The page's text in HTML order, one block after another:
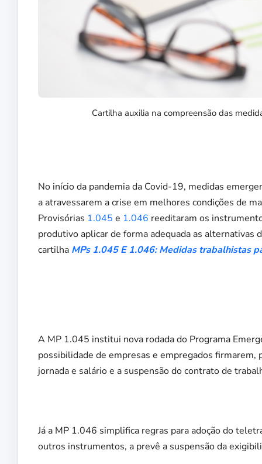
Cartilha auxilia na compreensão das
No início da pandemia da Covid-19, medidas
a atravessarem a crise em melhores condições de
Provisórias 1.045 e 1.046 reeditaram os
produtivo aplicar de forma adequada as alternativas
cartilha MPs 1.045 E 1.046: Medidas trabalhistas
A MP 1.045 institui nova rodada do Programa
possibilidade de empresas e empregados
jornada e salário e a suspensão do contrato de
Já a MP 1.046 simplifica regras para adoção do
outros instrumentos, a prevê a suspensão da